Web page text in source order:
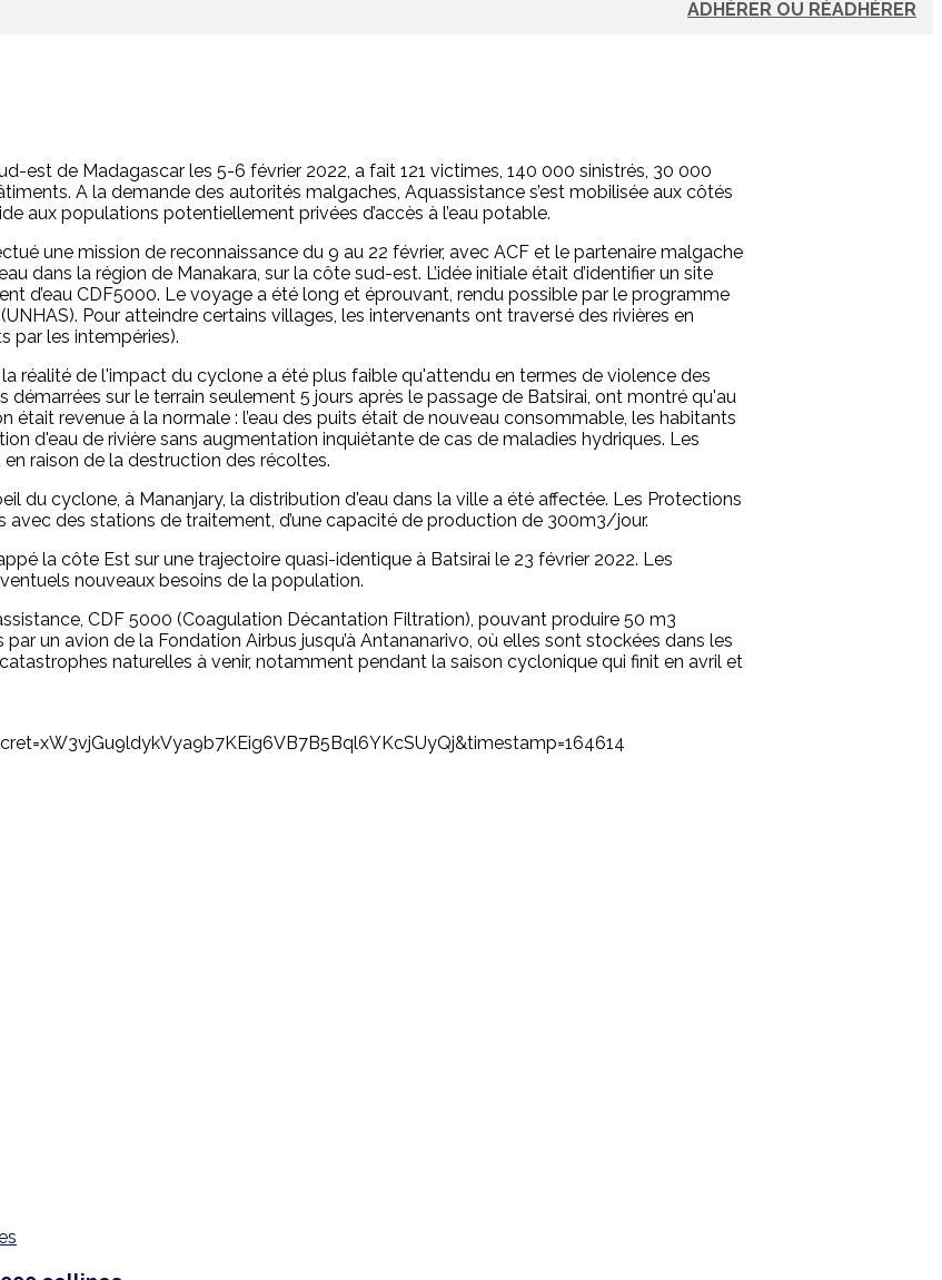
ADHÉRER OU RÉADHÉRER
est de Madagascar les 5-6 février 2022, a fait 121 victimes, 140 000 sinistrés, 30 000
A la demande des autorités malgaches, Aquassistance s’est mobilisée aux côtés
aux populations potentiellement privées d’accès à l’eau potable.
une mission de reconnaissance du 9 au 22 février, avec ACF et le partenaire malgache
dans la région de Manakara, sur la côte sud-est. L’idée initiale était d’identifier un site
d’eau CDF5000. Le voyage a été long et éprouvant, rendu possible par le programme
Pour atteindre certains villages, les intervenants ont traversé des rivières en
par les intempéries).
réalité de l'impact du cyclone a été plus faible qu'attendu en termes de violence des
sur le terrain seulement 5 jours après le passage de Batsirai, ont montré qu'au
était revenue à la normale : l’eau des puits était de nouveau consommable, les habitants
d'eau de rivière sans augmentation inquiétante de cas de maladies hydriques. Les
raison de la destruction des récoltes.
du cyclone, à Mananjary, la distribution d'eau dans la ville a été affectée. Les Protections
des stations de traitement, d’une capacité de production de 300m3/jour.
la côte Est sur une trajectoire quasi-identique à Batsirai le 23 février 2022. Les
nouveaux besoins de la population.
CDF 5000 (Coagulation Décantation Filtration), pouvant produire 50 m3
un avion de la Fondation Airbus jusqu’à Antananarivo, où elles sont stockées dans les
catastrophes naturelles à venir, notamment pendant la saison cyclonique qui finit en avril et